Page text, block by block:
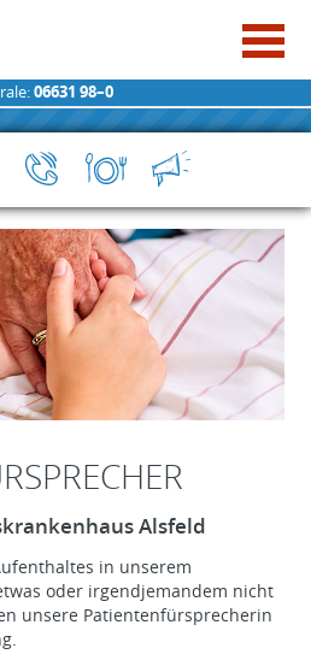
06631 98–0
Alsfeld
in unserem
oder irgendjemandem nicht
unsere Patientenfürsprecherin